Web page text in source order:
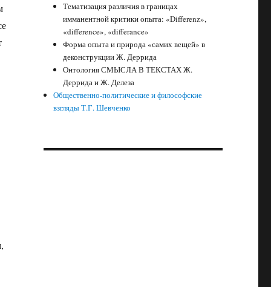
Тематизация различия в границах
имманентной критики опыта: «Differenz»,
«difference», «differance»
Форма опыта и природа «самих вещей» в
деконструкции Ж. Деррида
Онтология СМЫСЛА В ТЕКСТАХ Ж.
Деррида и Ж. Делеза
Общественно-политические и философские
взгляды Т.Г. Шевченко